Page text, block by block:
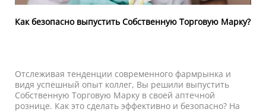
Как безопасно выпустить Собственную Торговую Марку?
Отслеживая тенденции современного фармрынка и
видя успешный опыт коллег, Вы решили выпустить
Собственную Торговую Марку в своей аптечной
рознице. Как это сделать эффективно и безопасно? На